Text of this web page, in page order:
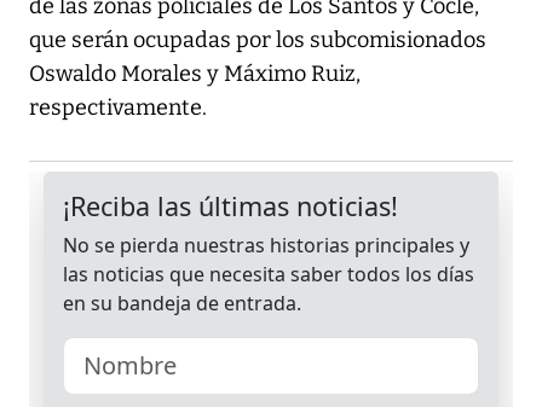
de las zonas policiales de Los Santos y Coclé,
que serán ocupadas por los subcomisionados
Oswaldo Morales y Máximo Ruiz,
respectivamente.